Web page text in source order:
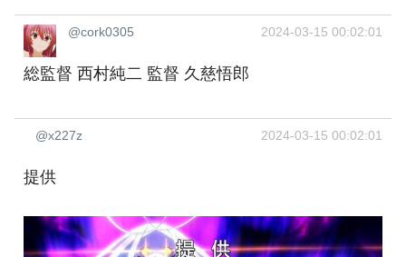
@cork0305 2024-03-15 00:02:01
総監督 西村純二 監督 久慈悟郎
@x227z 2024-03-15 00:02:01
提供